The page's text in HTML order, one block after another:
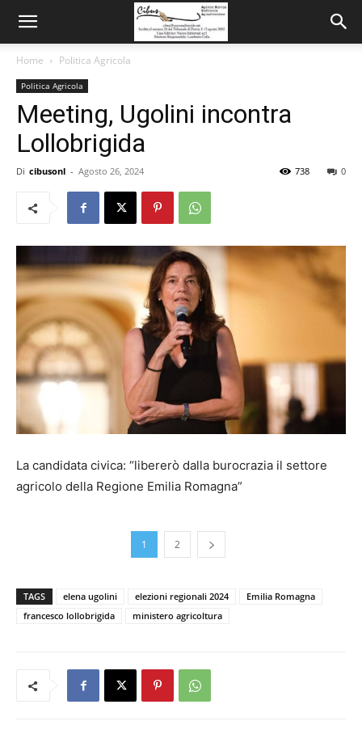
Home Politica Agricola
Politica Agricola
Meeting, Ugolini incontra
Lollobrigida
Di cibusonl - Agosto 26, 2024 0
738
La candidata civica: “libererò dalla burocrazia il settore
agricolo della Regione Emilia Romagna”
1 2
TAGS elena ugolini elezioni regionali 2024
Emilia Romagna
francesco lollobrigida
ministero agricoltura